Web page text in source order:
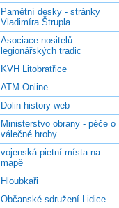
Pamětní desky - stránky
Vladimíra Štrupla
Asociace nositelů
legionářských tradic
KVH Litobratřice
ATM Online
Dolin history web
Ministerstvo obrany - péče o
válečné hroby
vojenská pietní místa na
mapě
Hloubkaři
Občanské sdružení Lidice